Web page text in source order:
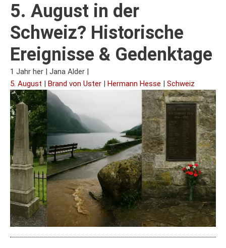
5. August in der
Schweiz? Historische
Ereignisse & Gedenktage
1 Jahr her | Jana Alder |
5. August | Brand von Uster | Hermann Hesse | Schweiz